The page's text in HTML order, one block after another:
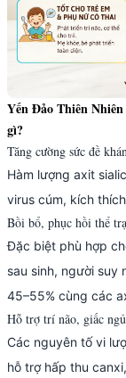
Yến Đảo Thiên
gì?
Tăng cường sức đề
Hàm lượng axit
virus cúm, kích
Bồi bổ, phục hồi thể
Đặc biệt phù hợp
sau sinh, người suy
45–55% cùng các
Hỗ trợ trí não, giấc
Các nguyên tố vi
hỗ trợ hấp thu